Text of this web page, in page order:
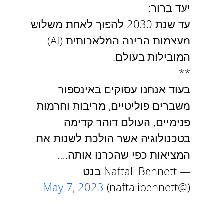
יעד ברור:
עד שנת 2030 להפוך לאחת משלוש
מעצמות הבינה המלאכותית (AI)
המובילות בעולם.
**
בעוד אנחנו עסוקים באינספור
משברים פוליטיים, מריבות וחרמות
פנימיים, העולם דוהר קדימה
בטכנולוגיה אשר הולכת לשנות את
המציאות כפי שהכרנו אותה.…
— Naftali Bennett בנט
(@naftalibennett)
May 7, 2023